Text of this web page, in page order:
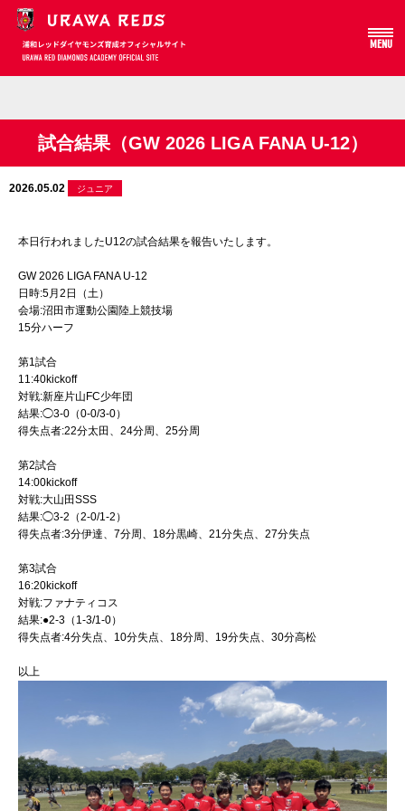
MENU
試合結果（GW 2026 LIGA FANA U-12）
2026.05.02 ジュニア
本日行われましたU12の試合結果を報告いたします。
GW 2026 LIGA FANA U-12
日時:5月2日（土）
会場:沼田市運動公園陸上競技場
15分ハーフ
第1試合
11:40kickoff
対戦:新座片山FC少年団
結果:◯3-0（0-0/3-0）
得失点者:22分太田、24分周、25分周
第2試合
14:00kickoff
対戦:大山田SSS
結果:◯3-2（2-0/1-2）
得失点者:3分伊達、7分周、18分黒崎、21分失点、27分失点
第3試合
16:20kickoff
対戦:ファナティコス
結果:●2-3（1-3/1-0）
得失点者:4分失点、10分失点、18分周、19分失点、30分高松
以上